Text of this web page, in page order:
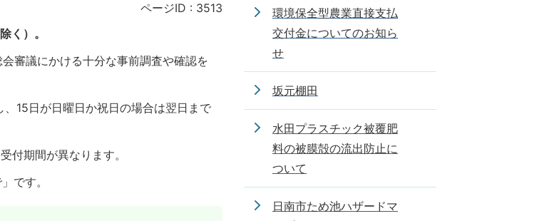
ページID : 3513
く）。
審議にかける十分な事前調査や確認を
15日が日曜日か祝日の場合は翌日まで
付期間が異なります。
です。
環境保全型農業直接支払
交付金についてのお知ら
せ
坂元棚田
水田プラスチック被覆肥
料の被膜殻の流出防止に
ついて
日南市ため池ハザードマ